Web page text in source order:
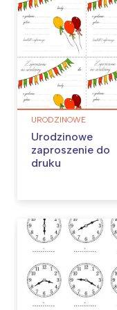
URODZINOWE
Urodzinowe
zaproszenie do
druku